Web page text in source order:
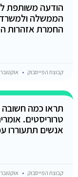
הודעה משותפת
הממשלה ולמשרד
החמרת אזהרות
קבוצת הפייסבוק אוקטובר 21, 2023
תראו כמה חשובה
טרוריסטים.
אנשים תתעוררו
קבוצת הפייסבוק אוקטובר 9, 2023